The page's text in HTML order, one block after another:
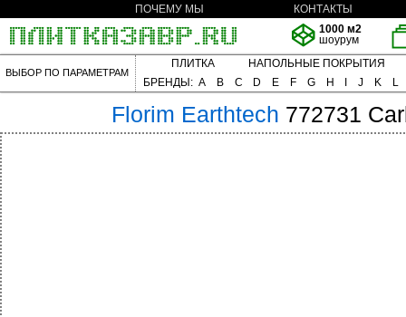
ПОЧЕМУ МЫ
КОНТАКТЫ
1000 м2
шоурум
ВЫБОР ПО ПАРАМЕТРАМ
ПЛИТКА
НАПОЛЬНЫЕ ПОКРЫТИЯ
БРЕНДЫ: A B C D E F G H J K L
Florim Earthtech 772731